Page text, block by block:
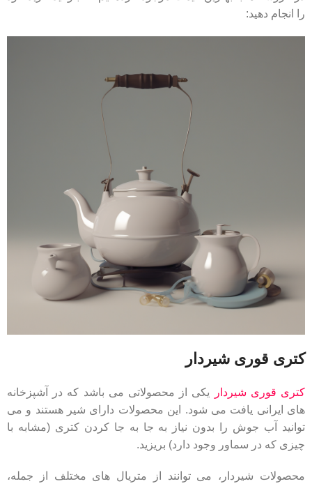
را انجام دهید:
کتری قوری شیردار
کتری قوری شیردار
یکی از محصولاتی می باشد که در آشپزخانه
های ایرانی یافت می شود. این محصولات دارای شیر هستند و می
توانید آب جوش را بدون نیاز به جا به جا کردن کتری (مشابه با
چیزی که در سماور وجود دارد) بریزید.
محصولات شیردار، می توانند از متریال های مختلف از جمله،